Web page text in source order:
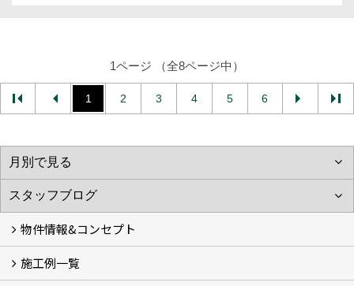
1ページ （全8ページ中）
1 2 3 4 5 6
物件情報&コンセプト
新着情報&基住の３つの家
イベント予告
イベント報告
施工例一覧